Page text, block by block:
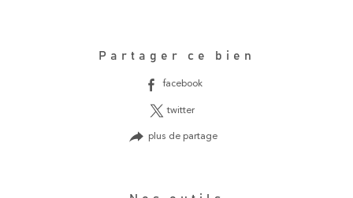
Partager ce bien
facebook
twitter
plus de partage